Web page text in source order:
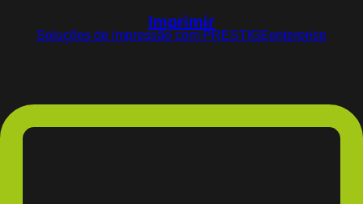
Imprimir
Soluções de impressão com PRESTIGEenterprise